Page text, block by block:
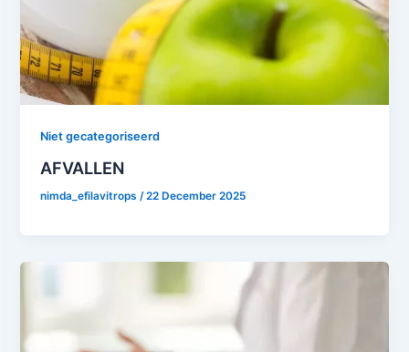
Niet gecategoriseerd
AFVALLEN
nimda_efilavitrops/22 December 2025